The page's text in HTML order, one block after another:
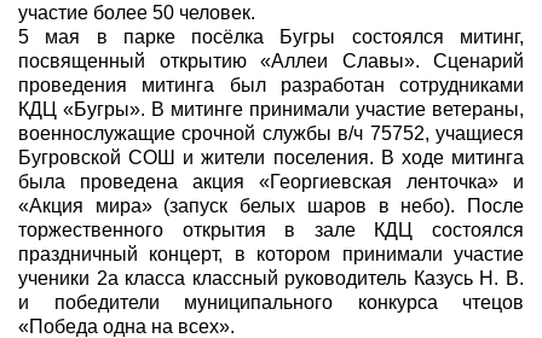
участие более 50 человек.
5 мая в парке посёлка Бугры состоялся митинг,
посвященный открытию «Аллеи Славы». Сценарий
проведения митинга был разработан сотрудниками
КДЦ «Бугры». В митинге принимали участие ветераны,
военнослужащие срочной службы в/ч 75752, учащиеся
Бугровской СОШ и жители поселения. В ходе митинга
была проведена акция «Георгиевская ленточка» и
«Акция мира» (запуск белых шаров в небо). После
торжественного открытия в зале КДЦ состоялся
праздничный концерт, в котором принимали участие
ученики 2а класса классный руководитель Казусь Н. В.
и победители муниципального конкурса чтецов
«Победа одна на всех».